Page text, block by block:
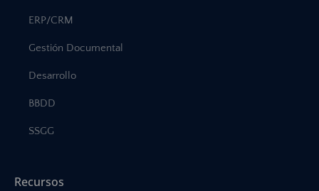
ERP/CRM
Gestión Documental
Desarrollo
BBDD
SSGG
Recursos